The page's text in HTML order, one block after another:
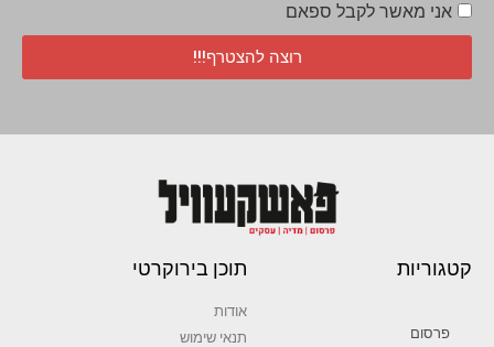
אני מאשר לקבל ספאם
רוצה להצטרף!!!
קטגוריות
פרסום
תוכן בירוקרטי
אודות
תנאי שימוש